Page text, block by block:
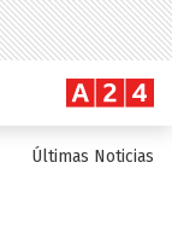
Últimas Noticias